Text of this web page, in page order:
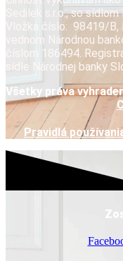
Sedilek s.r.o., so
Vložka číslo: 98419/B,
vednom Národnou
číslom 186494.
sídle Národnej banky
Všetky práva
Pravidlá